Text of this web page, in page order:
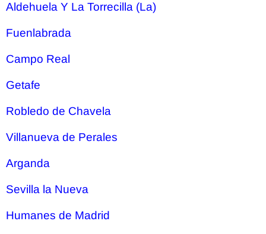
Aldehuela Y La Torrecilla (La)
Fuenlabrada
Campo Real
Getafe
Robledo de Chavela
Villanueva de Perales
Arganda
Sevilla la Nueva
Humanes de Madrid